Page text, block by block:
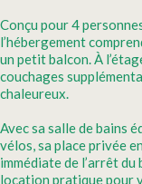
Conçu pour 4
l’hébergement
un petit balcon. À
couchages
chaleureux.
Avec sa salle de bains
vélos, sa place privée
immédiate de l’arrêt
location pratique pour